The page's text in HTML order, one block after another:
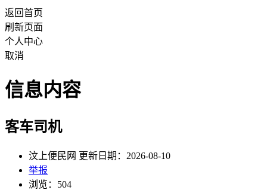
返回首页
刷新页面
个人中心
取消
信息内容
客车司机
汶上便民网 更新日期：2026-08-10
举报
浏览：504